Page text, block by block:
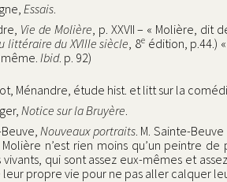
Essais.
Vie de Molière , p. XXVII – « Molière, dit
littéraire du XVIIIe siècle , 8e édition, p.44.)
Ibid. p. 92)
Ménandre, étude hist. et litt sur la
Notice sur la Bruyère.
Nouveaux portraits. M. Sainte-
Molière n’est rien moins qu’un peintre
vivants, qui sont assez eux-mêmes et
leur propre vie pour ne pas aller calquer